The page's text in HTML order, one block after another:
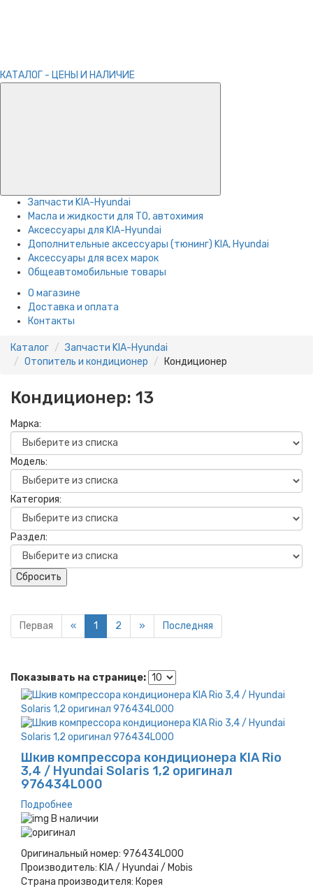
КАТАЛОГ - ЦЕНЫ И НАЛИЧИЕ
Запчасти KIA-Hyundai
Масла и жидкости для ТО, автохимия
Аксессуары для KIA-Hyundai
Дополнительные аксессуары (тюнинг) KIA, Hyundai
Аксессуары для всех марок
Общеавтомобильные товары
О магазине
Доставка и оплата
Контакты
Каталог
Запчасти KIA-Hyundai
Отопитель и кондиционер
Кондиционер
Кондиционер: 13
Марка:
Модель:
Категория:
Раздел:
Сбросить
Первая « 1 2 » Последняя
Показывать на странице:
Шкив компрессора кондиционера KIA Rio
3,4 / Hyundai Solaris 1,2 оригинал
976434L000
Подробнее
В наличии
Оригинальный номер: 976434L000
Производитель: KIA / Hyundai / Mobis
Страна производителя: Корея